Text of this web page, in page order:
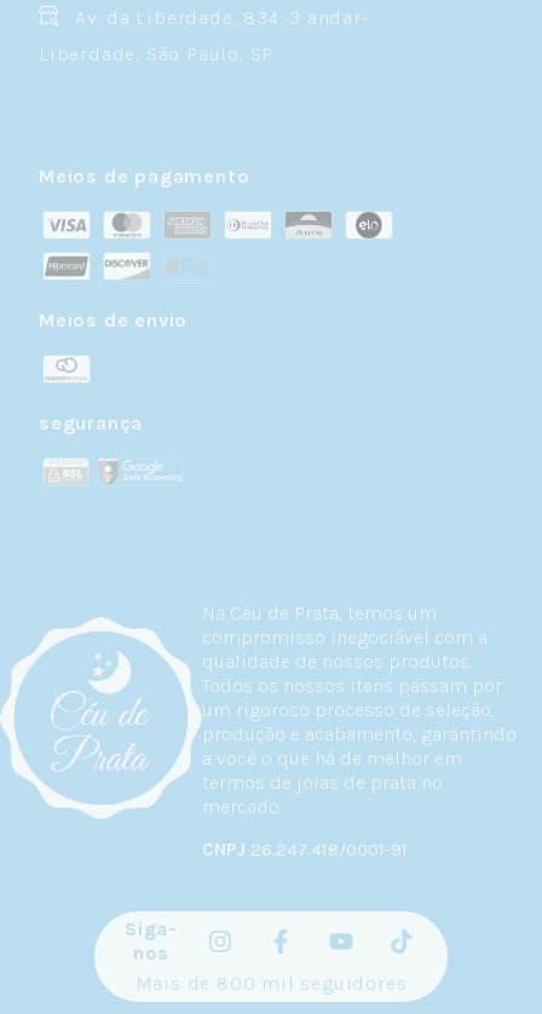
Na Céu de Prata, temos um
compromisso inegociável com a
qualidade de nossos produtos.
Todos os nossos itens passam por
um rigoroso processo de seleção,
produção e acabamento, garantindo
a você o que há de melhor em
termos de joias de prata no
mercado.
CNPJ 26.247.418/0001-91
Av. da Liberdade, 834, 3 andar-
Liberdade, São Paulo, SP
Meios de pagamento
Meios de envio
segurança
Siga-
nos
Mais de 800 mil seguidores